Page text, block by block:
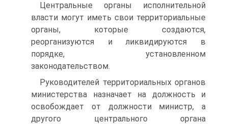
Центральные органы исполнительной
власти могут иметь свои территориальные
органы, которые создаются,
реорганизуются и ликвидируются в
порядке, установленном
законодательством.
Руководителей территориальных органов
министерства назначает на должность и
освобождает от должности министр, а
другого центрального органа